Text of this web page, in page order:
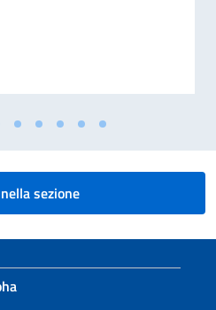
delle condoglianze per la
sezione